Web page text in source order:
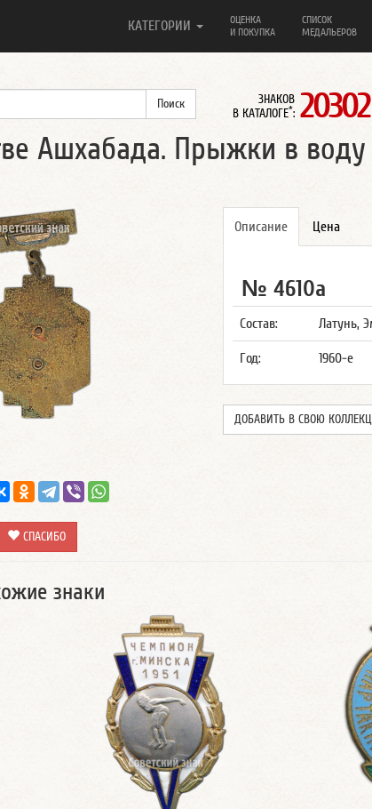
КАТЕГОРИИ
ОЦЕНКА
И ПОКУПКА
СПИСОК
МЕДАЛЬЕРОВ
ЗНАКОВ
В КАТАЛОГЕ*: 20302
Ашхабада. Прыжки в воду
Описание Цена
№ 4610а
Состав: Латунь,
Год: 1960-е
ДОБАВИТЬ В СВОЮ
СПАСИБО
знаки